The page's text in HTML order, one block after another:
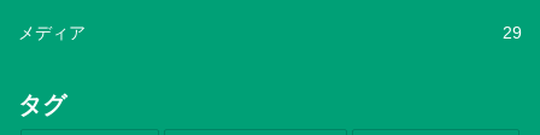
メディア 29
タグ